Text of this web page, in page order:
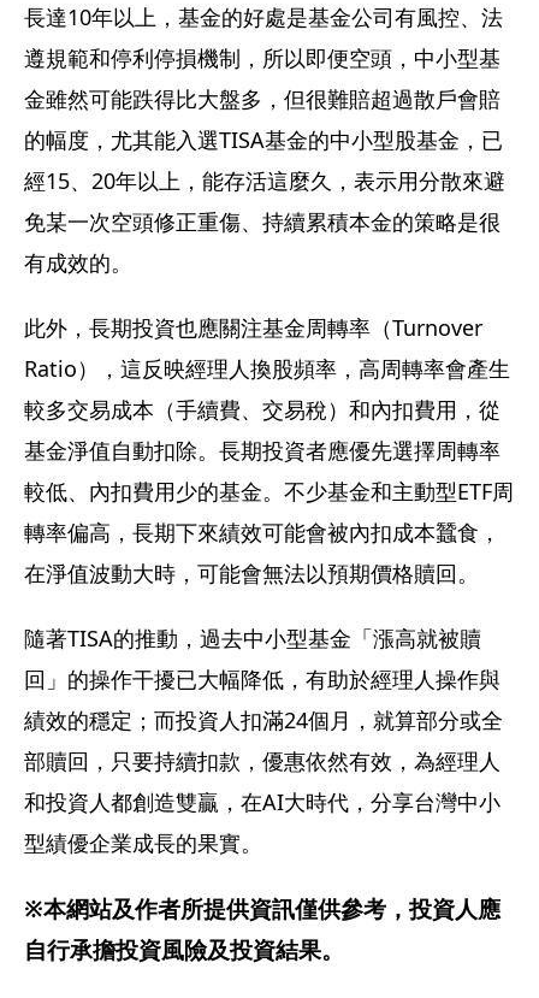
長達10年以上，基金的好處是基金公司有風控、法
遵規範和停利停損機制，所以即便空頭，中小型基
金雖然可能跌得比大盤多，但很難賠超過散戶會賠
的幅度，尤其能入選TISA基金的中小型股基金，已
經15、20年以上，能存活這麼久，表示用分散來避
免某一次空頭修正重傷、持續累積本金的策略是很
有成效的。
此外，長期投資也應關注基金周轉率（Turnover
Ratio），這反映經理人換股頻率，高周轉率會產生
較多交易成本（手續費、交易稅）和內扣費用，從
基金淨值自動扣除。長期投資者應優先選擇周轉率
較低、內扣費用少的基金。不少基金和主動型ETF周
轉率偏高，長期下來績效可能會被內扣成本蠶食，
在淨值波動大時，可能會無法以預期價格贖回。
隨著TISA的推動，過去中小型基金「漲高就被贖
回」的操作干擾已大幅降低，有助於經理人操作與
績效的穩定；而投資人扣滿24個月，就算部分或全
部贖回，只要持續扣款，優惠依然有效，為經理人
和投資人都創造雙贏，在AI大時代，分享台灣中小
型績優企業成長的果實。
※本網站及作者所提供資訊僅供參考，投資人應
自行承擔投資風險及投資結果。